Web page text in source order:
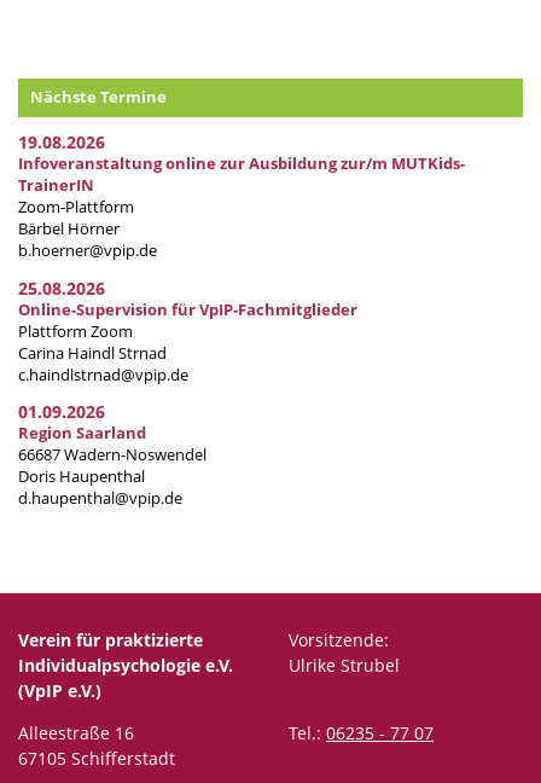
Nächste Termine
19.08.2026
Infoveranstaltung online zur Ausbildung zur/m MUTKids-
TrainerIN
Zoom-Plattform
Bärbel Hörner
b.hoerner@vpip.de
25.08.2026
Online-Supervision für VpIP-Fachmitglieder
Plattform Zoom
Carina Haindl Strnad
c.haindlstrnad@vpip.de
01.09.2026
Region Saarland
66687 Wadern-Noswendel
Doris Haupenthal
d.haupenthal@vpip.de
Verein für praktizierte
Individualpsychologie e.V.
(VpIP e.V.)
Vorsitzende:
Ulrike Strubel
Alleestraße 16
67105 Schifferstadt
Tel.: 06235 - 77 07